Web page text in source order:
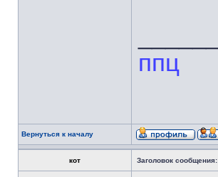
ппц
Вернуться к началу
кот Заголовок сообщения: